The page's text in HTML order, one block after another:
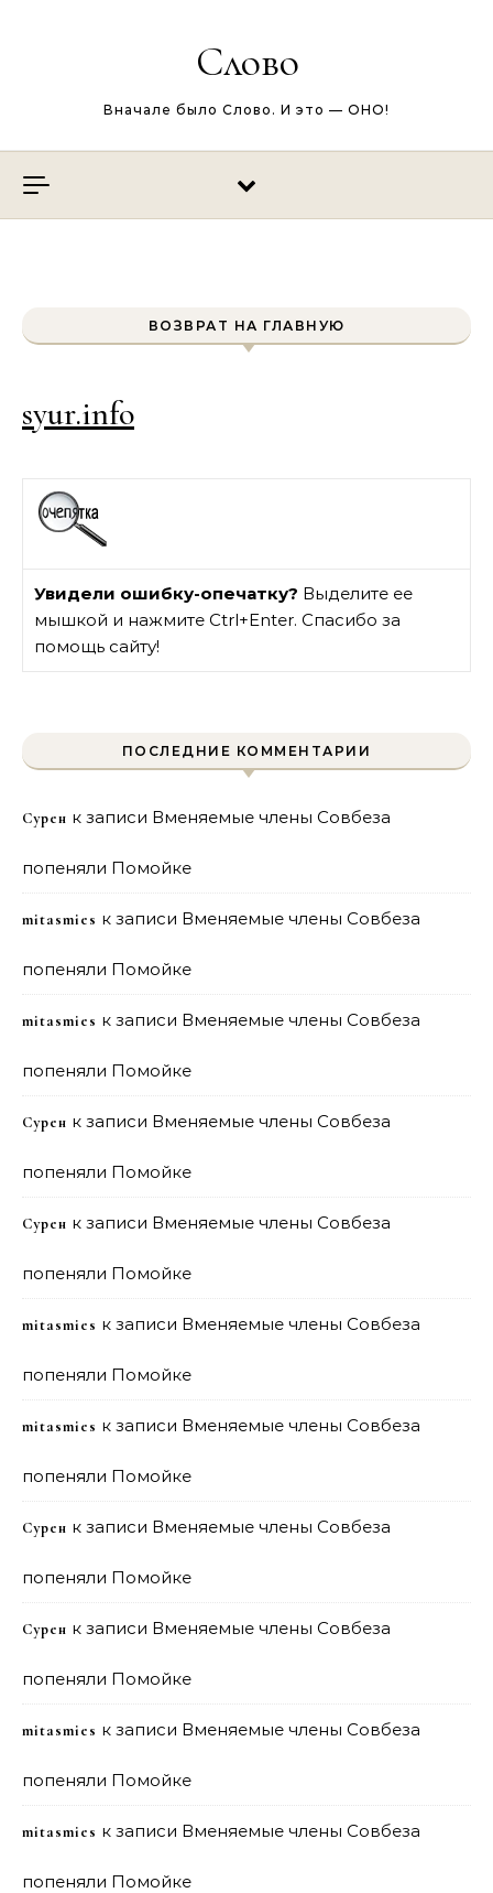
Слово
Вначале было Слово. И это — ОНО!
ВОЗВРАТ НА ГЛАВНУЮ
syur.info
Увидели ошибку-опечатку? Выделите ее
мышкой и нажмите Ctrl+Enter. Спасибо за
помощь сайту!
ПОСЛЕДНИЕ КОММЕНТАРИИ
Сурен к записи Вменяемые члены Совбеза
попеняли Помойке
mitasmies к записи Вменяемые члены Совбеза
попеняли Помойке
mitasmies к записи Вменяемые члены Совбеза
попеняли Помойке
Сурен к записи Вменяемые члены Совбеза
попеняли Помойке
Сурен к записи Вменяемые члены Совбеза
попеняли Помойке
mitasmies к записи Вменяемые члены Совбеза
попеняли Помойке
mitasmies к записи Вменяемые члены Совбеза
попеняли Помойке
Сурен к записи Вменяемые члены Совбеза
попеняли Помойке
Сурен к записи Вменяемые члены Совбеза
попеняли Помойке
mitasmies к записи Вменяемые члены Совбеза
попеняли Помойке
mitasmies к записи Вменяемые члены Совбеза
попеняли Помойке